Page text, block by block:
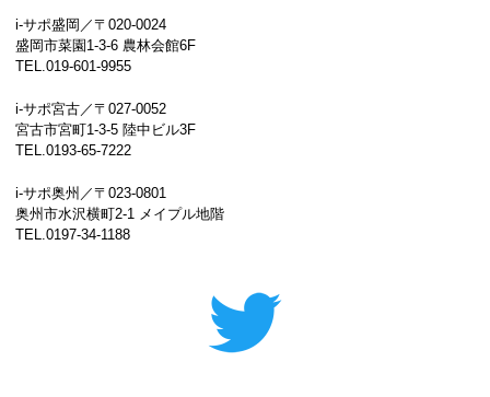
i-サポ盛岡／〒020-0024
盛岡市菜園1-3-6 農林会館6F
TEL.019-601-9955
i-サポ宮古／〒027-0052
宮古市宮町1-3-5 陸中ビル3F
TEL.0193-65-7222
i-サポ奥州／〒023-0801
奥州市水沢横町2-1 メイプル地階
TEL.0197-34-1188